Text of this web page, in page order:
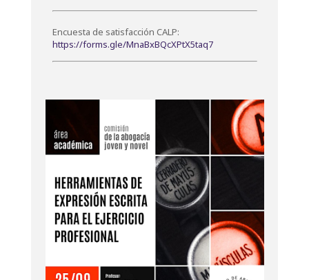
Encuesta de satisfacción CALP:
https://forms.gle/MnaBxBQcXPtX5taq7